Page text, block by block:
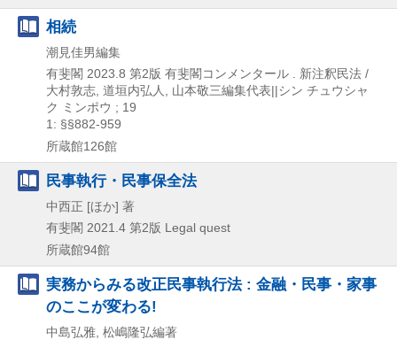
相続
潮見佳男編集
有斐閣 2023.8 第2版 有斐閣コンメンタール . 新注釈民法 /
大村敦志, 道垣内弘人,
山本敬三編集代表||シン チュウシャ
ク ミンポウ ; 19
1: §§882-959
所蔵館126館
民事執行・民事保全法
中西正 [ほか] 著
有斐閣 2021.4 第2版 Legal quest
所蔵館94館
実務からみる改正民事執行法 : 金融・民事・家事
のここが変わる!
中島弘雅, 松嶋隆弘編著